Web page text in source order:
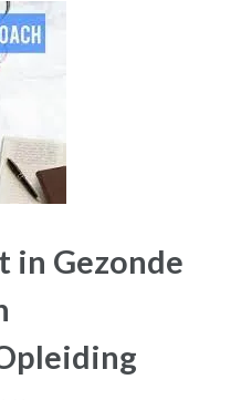
in Gezonde